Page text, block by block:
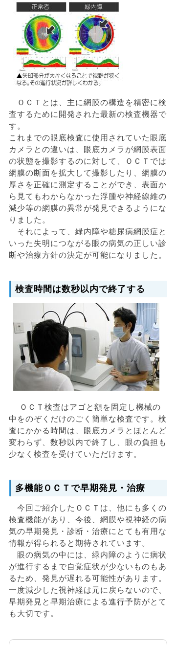
ＯＣＴとは、主に網膜の構造を精密に検
査するために開発された最新の検査機器で
す。
これまでの眼底検査に使用されていた眼底
カメラとの違いは、眼底カメラが網膜表面
の状態を撮影するのに対して、ＯＣＴでは
網膜の断面を拡大して撮影したり、網膜の
厚さを正確に測定することができ、表面か
ら見てもわからなかった浮腫や神経線維の
減少等の網膜の異常が発見できるようにな
りました。
それによって、緑内障や糖尿病網膜症と
いった失明につながる眼の病気の正しい診
断や治療方針の決定が可能になりました。
検査時間は数秒以内で終了する
ＯＣＴ検査はアゴと額を固定し機械の
中をのぞくだけのごく簡単な検査です。検
査にかかる時間は、眼底カメラとほとんど
変わらず、数秒以内で終了し、眼の負担も
少なく検査を受けていただけます。
多機能ＯＣＴで早期発見・治療
今回ご紹介したＯＣＴは、他にも多くの
検査機能があり、今後、網膜や視神経の病
気の早期発見・診断・治療にとても有用な
情報が得られると期待されています。
眼の病気の中には、緑内障のように病状
が進行するまで自覚症状が少ないものもあ
るため、発見が遅れる可能性があります。
一度減少した視神経は元に戻らないので、
早期発見と早期治療による進行予防がとて
も大切です。